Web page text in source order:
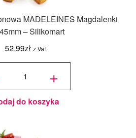
MADELEINES Magdalenki
– Silikomart
52.99zł z Vat
SF032
+
do koszyka